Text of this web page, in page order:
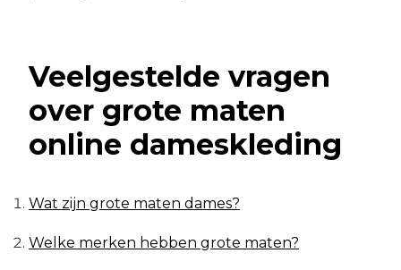
Veelgestelde vragen
over grote maten
online dameskleding
Wat zijn grote maten dames?
Welke merken hebben grote maten?